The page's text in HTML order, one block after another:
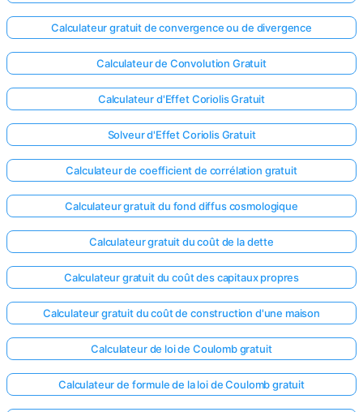
Calculateur gratuit de convergence ou de divergence
Calculateur de Convolution Gratuit
Calculateur d'Effet Coriolis Gratuit
Solveur d'Effet Coriolis Gratuit
Calculateur de coefficient de corrélation gratuit
Calculateur gratuit du fond diffus cosmologique
Calculateur gratuit du coût de la dette
Calculateur gratuit du coût des capitaux propres
Calculateur gratuit du coût de construction d'une maison
Calculateur de loi de Coulomb gratuit
Calculateur de formule de la loi de Coulomb gratuit